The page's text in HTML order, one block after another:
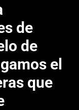
de
de
el
que